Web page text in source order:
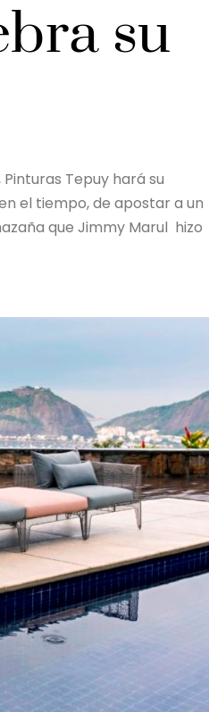
su
Tepuy hará su
el tiempo, de apostar a un
que Jimmy Marul hizo